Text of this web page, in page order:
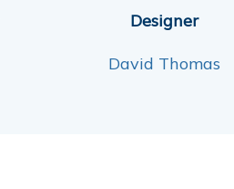
Designer
David Thomas